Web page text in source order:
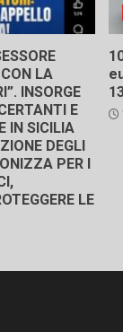
LA
INSORGE
E
IN SICILIA
DEGLI
PER I
LE